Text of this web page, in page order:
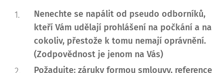
Nenechte se napálit od pseudo odborníků,
kteří Vám udělají prohlášení na počkání a na
cokoliv, přestože k tomu nemají oprávnění.
(Zodpovědnost je jenom na Vás)
Požadujte: záruky formou smlouvy, reference